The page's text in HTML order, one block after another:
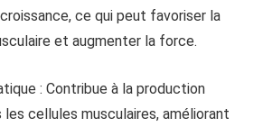
ce qui peut favoriser la
et augmenter la force.
: Contribue à la production
les cellules musculaires, améliorant